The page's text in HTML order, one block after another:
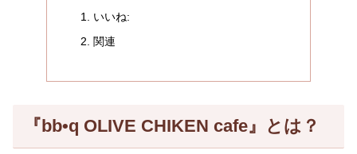
いいね:
関連
『bb•q OLIVE CHIKEN cafe』とは？